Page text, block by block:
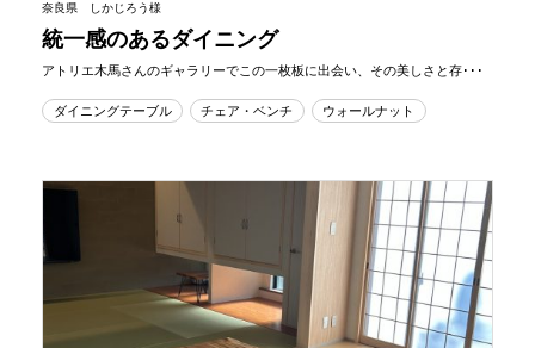
奈良県 しかじろう様
統一感のあるダイニング
アトリエ木馬さんのギャラリーでこの一枚板に出会い、その美しさと存･･･
ダイニングテーブル チェア・ベンチ ウォールナット